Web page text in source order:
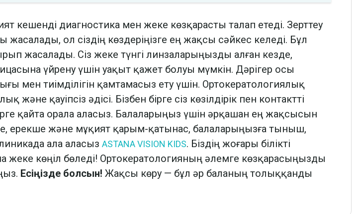
кешенді диагностика мен жеке көзқарасты талап етеді. Зерттеу
ол сіздің көздеріңізге ең жақсы сәйкес келеді. Бұл
жасалады. Сіз жеке түнгі линзаларыңызды алған кезде,
үйрену үшін уақыт қажет болуы мүмкін. Дәрігер осы
мен тиімділігін қамтамасыз ету үшін. Ортокератологиялық
қауіпсіз әдісі. Бізбен бірге сіз көзілдірік пен контактті
қайта орала аласыз. Балаларыңыз үшін әрқашан ең жақсысын
ерекше және мұқият қарым-қатынас, балаларыңызға тыныш,
ала аласыз ASTANA VISION KIDS. Біздің жоғары білікті
көңіл бөледі! Ортокератологияның әлемге көзқарасыңызды
Есіңізде болсын! Жақсы көру — бұл әр баланың толыққанды